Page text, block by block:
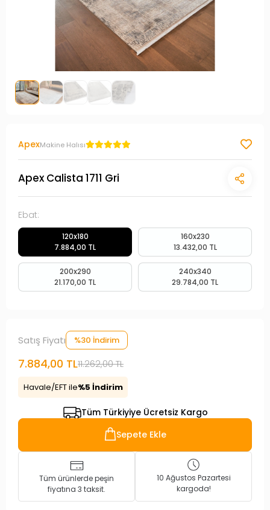
ApexMakine Halısı
Apex Calista 1711 Gri
Ebat:
120x180
7.884,00 TL
160x230
13.432,00 TL
200x290
21.170,00 TL
240x340
29.784,00 TL
Satış Fiyatı %30 İndirim
7.884,00 TL11.262,00 TL
Havale/EFT ile%5 İndirim
Tüm Türkiyiye Ücretsiz Kargo
Sepete Ekle
Tüm ürünlerde peşin
fiyatına 3 taksit.
10 Ağustos Pazartesi
kargoda!